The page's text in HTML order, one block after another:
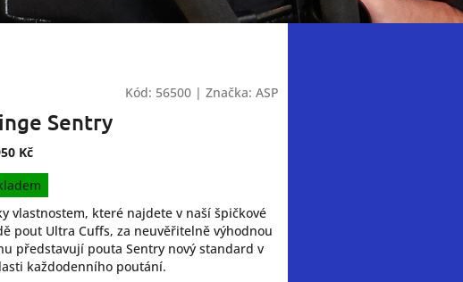
Kód: 56500 | Značka: ASP
Sentry
Kč
vlastnostem, které najdete v naší špičkové
pout Ultra Cuffs, za neuvěřitelně výhodnou
představují pouta Sentry nový standard v
každodenního poutání.